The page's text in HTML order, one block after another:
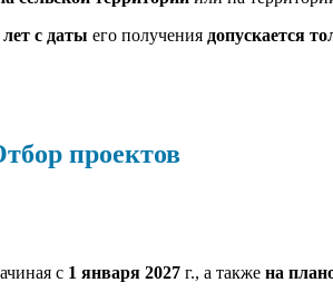
с даты его получения допускается
проектов
с 1 января 2027 г., а также на